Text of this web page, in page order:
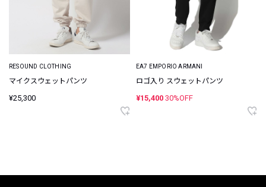
RESOUND CLOTHING
マイクスウェットパンツ
¥25,300
EA7 EMPORIO ARMANI
ロゴ入り スウェットパンツ
¥15,400 30%OFF